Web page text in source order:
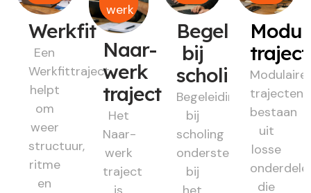
Werkfit
Een
Werkfittraject
helpt
om
weer
structuur,
ritme
en
werk
Naar-
werk
traject
Het
Naar-
werk
traject
Begeleiding
bij
scholing
Begeleiding
bij
scholing
ondersteunt
bij
Modulaire
trajecten
bestaan
uit
losse
die